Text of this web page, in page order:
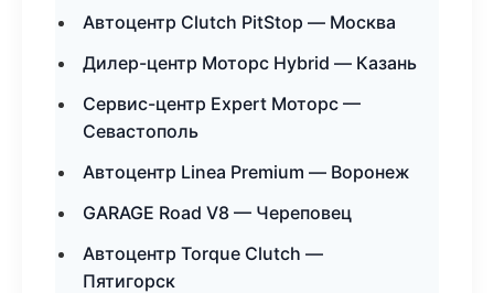
Автоцентр Clutch PitStop — Москва
Дилер-центр Моторс Hybrid — Казань
Сервис-центр Expert Моторс —
Севастополь
Автоцентр Linea Premium — Воронеж
GARAGE Road V8 — Череповец
Автоцентр Torque Clutch —
Пятигорск